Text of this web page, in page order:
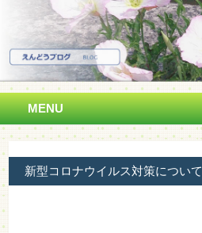
MENU
新型コロナウイルス対策について